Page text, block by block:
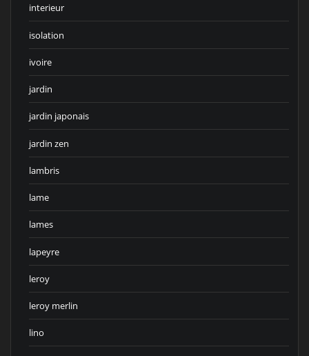
interieur
isolation
ivoire
jardin
jardin japonais
jardin zen
lambris
lame
lames
lapeyre
leroy
leroy merlin
lino